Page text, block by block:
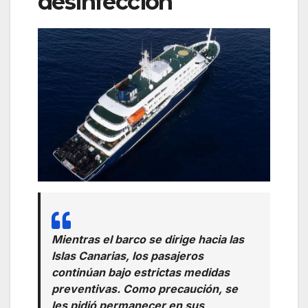
Mientras el barco se dirige hacia las
Islas Canarias, los pasajeros
continúan bajo estrictas medidas
preventivas. Como precaución, se